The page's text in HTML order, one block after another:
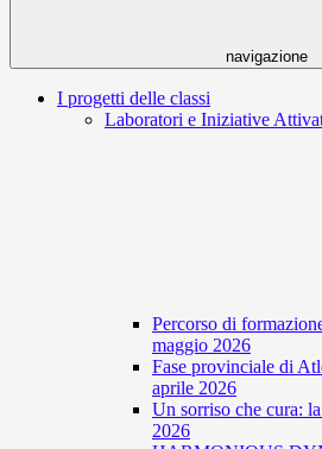
navigazione
I progetti delle classi
Laboratori e Iniziative
Percorso di
maggio 2026
Fase provinciale di
aprile 2026
Un sorriso che cura:
2026